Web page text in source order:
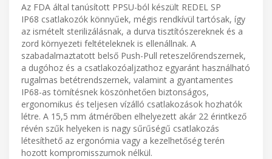
Az FDA által tanúsított PPSU-ból készült REDEL SP
IP68 csatlakozók könnyűek, mégis rendkívül tartósak, így
az ismételt sterilizálásnak, a durva tisztítószereknek és a
zord környezeti feltételeknek is ellenállnak. A
szabadalmaztatott belső Push-Pull reteszelőrendszernek,
a dugóhoz és a csatlakozóaljzathoz egyaránt használható
rugalmas betétrendszernek, valamint a gyantamentes
IP68-as tömítésnek köszönhetően biztonságos,
ergonomikus és teljesen vízálló csatlakozások hozhatók
létre. A 15,5 mm átmérőben elhelyezett akár 22 érintkező
révén szűk helyeken is nagy sűrűségű csatlakozás
létesíthető az ergonómia vagy a kezelhetőség terén
hozott kompromisszumok nélkül.